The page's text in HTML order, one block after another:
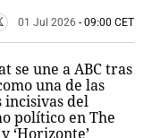
01 Jul 2026 - 09:00 CET
se une a ABC tras
una de las
incisivas del
político en The
‘Horizonte’